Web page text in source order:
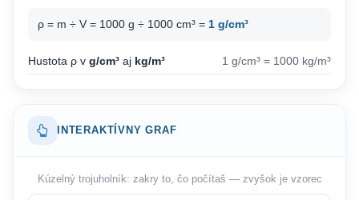
ρ = m ÷ V = 1000 g ÷ 1000 cm³ = 1 g/cm³
Hustota ρ v g/cm³ aj kg/m³ 1 g/cm³ = 1000 kg/m³
INTERAKTÍVNY GRAF
Kúzelný trojuholník: zakry to, čo počítaš — zvyšok je vzorec